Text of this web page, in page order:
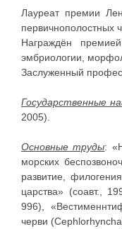
Лауреат премии
первичнополостных
Награждён
эмбриологии,
Заслуженный
Государственные
2005).
Основные труды:
морских
развитие,
царства» (соавт.,
996),
черви